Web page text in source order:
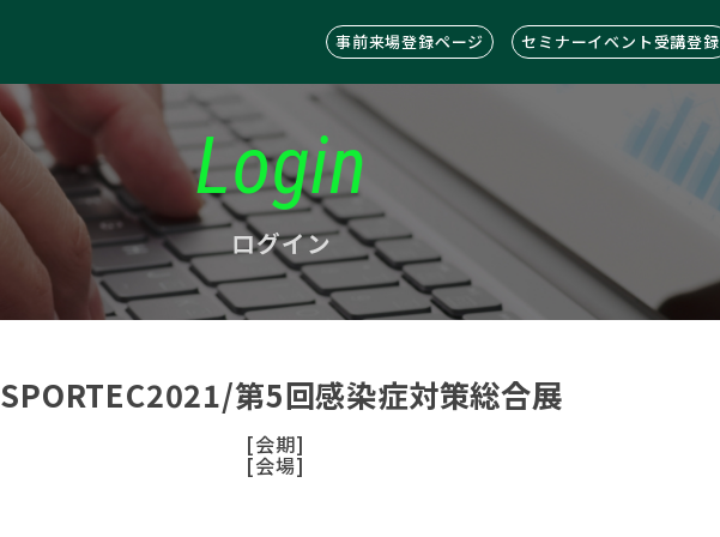
事前来場登録ページ セミナーイベント受講登録
Login
ログイン
SPORTEC2021/第5回感染症対策総合展
[会期]
[会場]